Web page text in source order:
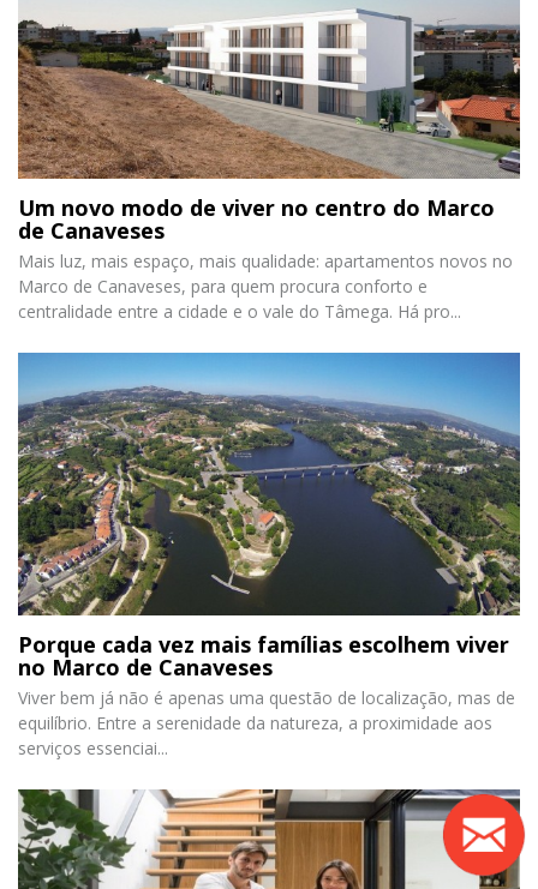
Um novo modo de viver no centro do Marco
de Canaveses
Mais luz, mais espaço, mais qualidade: apartamentos novos no
Marco de Canaveses, para quem procura conforto e
centralidade entre a cidade e o vale do Tâmega. Há pro...
Porque cada vez mais famílias escolhem viver
no Marco de Canaveses
Viver bem já não é apenas uma questão de localização, mas de
equilíbrio. Entre a serenidade da natureza, a proximidade aos
serviços essenciai...